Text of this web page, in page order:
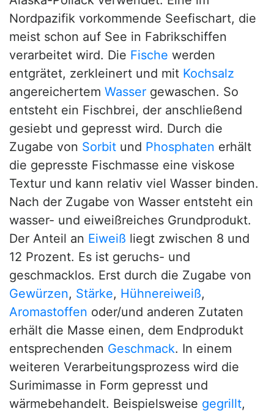
Nordpazifik vorkommende Seefischart, die
meist schon auf See in Fabrikschiffen
verarbeitet wird. Die Fische werden
entgrätet, zerkleinert und mit Kochsalz
angereichertem Wasser gewaschen. So
entsteht ein Fischbrei, der anschließend
gesiebt und gepresst wird. Durch die
Zugabe von Sorbit und Phosphaten erhält
die gepresste Fischmasse eine viskose
Textur und kann relativ viel Wasser binden.
Nach der Zugabe von Wasser entsteht ein
wasser- und eiweißreiches Grundprodukt.
Der Anteil an Eiweiß liegt zwischen 8 und
12 Prozent. Es ist geruchs- und
geschmacklos. Erst durch die Zugabe von
Gewürzen, Stärke, Hühnereiweiß,
Aromastoffen oder/und anderen Zutaten
erhält die Masse einen, dem Endprodukt
entsprechenden Geschmack. In einem
weiteren Verarbeitungsprozess wird die
Surimimasse in Form gepresst und
wärmebehandelt. Beispielsweise gegrillt,